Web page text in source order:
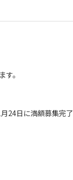
。
24日に満額募集完